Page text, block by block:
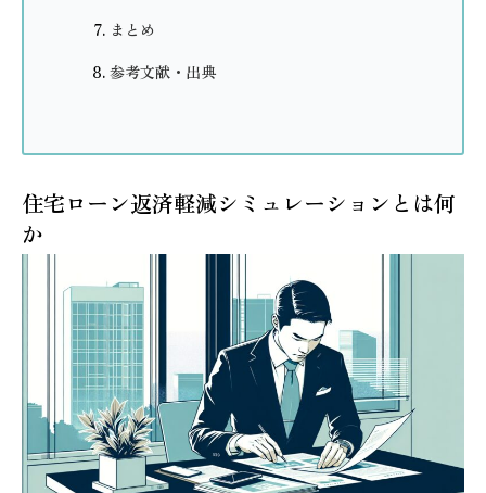
まとめ
参考文献・出典
住宅ローン返済軽減シミュレーションとは何
か